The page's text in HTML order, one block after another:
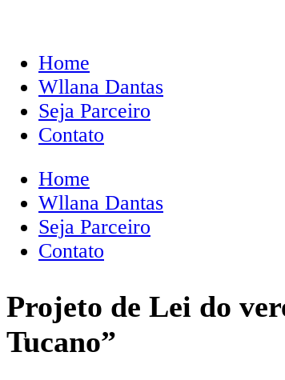
Home
Wllana Dantas
Seja Parceiro
Contato
Home
Wllana Dantas
Seja Parceiro
Contato
Projeto de Lei do
Tucano”